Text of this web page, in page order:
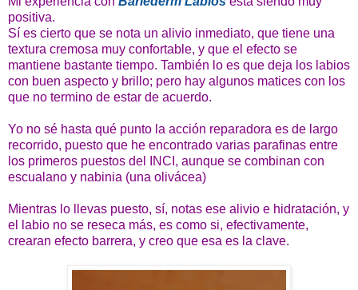
positiva.
Sí es cierto que se nota un alivio inmediato, que tiene una
textura cremosa muy confortable, y que el efecto se
mantiene bastante tiempo. También lo es que deja los labios
con buen aspecto y brillo; pero hay algunos matices con los
que no termino de estar de acuerdo.
Yo no sé hasta qué punto la acción reparadora es de largo
recorrido, puesto que he encontrado varias parafinas entre
los primeros puestos del INCI, aunque se combinan con
escualano y nabinia (una olivácea)
Mientras lo llevas puesto, sí, notas ese alivio e hidratación, y
el labio no se reseca más, es como si, efectivamente,
crearan efecto barrera, y creo que esa es la clave.